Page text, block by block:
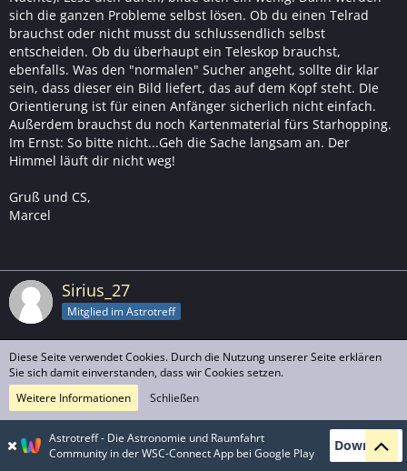
sich die ganzen Probleme selbst lösen. Ob du einen Telrad
brauchst oder nicht musst du schlussendlich selbst
entscheiden. Ob du überhaupt ein Teleskop brauchst,
ebenfalls. Was den "normalen" Sucher angeht, sollte dir klar
sein, dass dieser ein Bild liefert, das auf dem Kopf steht. DIe
Orientierung ist für einen Anfänger sicherlich nicht einfach.
Außerdem brauchst du noch Kartenmaterial fürs Starhopping.
Im Ernst: So bitte nicht...Geh die Sache langsam an. Der
Himmel läuft dir nicht weg!
Gruß und CS,
Marcel
Sirius_27
Mitglied im Astrotreff
11. Juli 2009
So, nun....
Also, das wäre der Warenkorb
Astrotreff - Die Astronomie und Raumfahrt
Community in der WSC-Connect App bei Google Play
Download
Diese Seite verwendet Cookies. Durch die Nutzung unserer Seite erklären
Sie sich damit einverstanden, dass wir Cookies setzen.
Weitere Informationen
Schließen